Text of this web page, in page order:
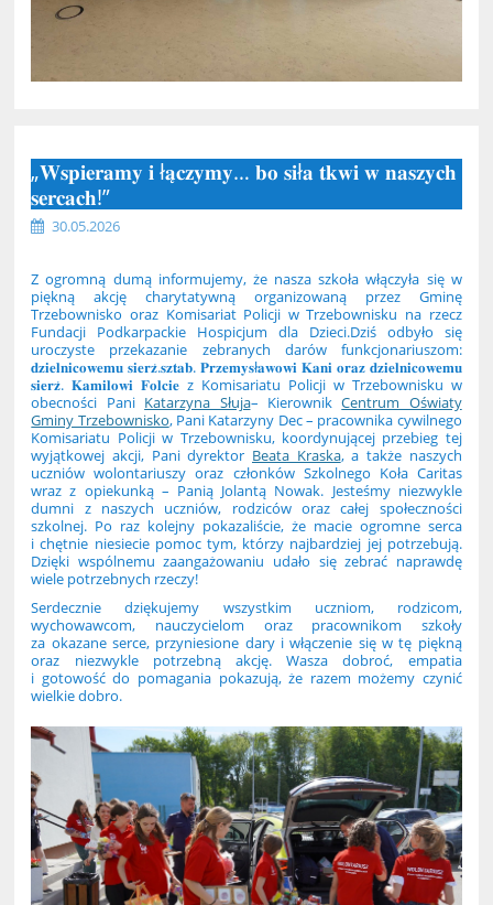
„𝐖𝐬𝐩𝐢𝐞𝐫𝐚𝐦𝐲 𝐢 ł𝐚̨𝐜𝐳𝐲𝐦𝐲… 𝐛𝐨 𝐬𝐢ł𝐚 𝐭𝐤𝐰𝐢 𝐰 𝐧𝐚𝐬𝐳𝐲𝐜𝐡
𝐬𝐞𝐫𝐜𝐚𝐜𝐡!”
30.05.2026
Z ogromną dumą informujemy, że nasza szkoła włączyła się w
piękną akcję charytatywną organizowaną przez Gminę
Trzebownisko oraz Komisariat Policji w Trzebownisku na rzecz
Fundacji Podkarpackie Hospicjum dla Dzieci.Dziś odbyło się
uroczyste przekazanie zebranych darów funkcjonariuszom:
𝐝𝐳𝐢𝐞𝐥𝐧𝐢𝐜𝐨𝐰𝐞𝐦𝐮 𝐬𝐢𝐞𝐫𝐳̇.𝐬𝐳𝐭𝐚𝐛. 𝐏𝐫𝐳𝐞𝐦𝐲𝐬ł𝐚𝐰𝐨𝐰𝐢 𝐊𝐚𝐧𝐢 𝐨𝐫𝐚𝐳 𝐝𝐳𝐢𝐞𝐥𝐧𝐢𝐜𝐨𝐰𝐞𝐦𝐮
𝐬𝐢𝐞𝐫𝐳̇. 𝐊𝐚𝐦𝐢𝐥𝐨𝐰𝐢 𝐅𝐨𝐥𝐜𝐢𝐞 z Komisariatu Policji w Trzebownisku w
obecności Pani Katarzyna Słuja– KierownikCentrum Oświaty
Gminy Trzebownisko, Pani Katarzyny Dec – pracownika cywilnego
Komisariatu Policji w Trzebownisku, koordynującej przebieg tej
wyjątkowej akcji, Pani dyrektor Beata Kraska, a także naszych
uczniów wolontariuszy oraz członków Szkolnego Koła Caritas
wraz z opiekunką – Panią Jolantą Nowak. Jesteśmy niezwykle
dumni z naszych uczniów, rodziców oraz całej społeczności
szkolnej. Po raz kolejny pokazaliście, że macie ogromne serca
i chętnie niesiecie pomoc tym, którzy najbardziej jej potrzebują.
Dzięki wspólnemu zaangażowaniu udało się zebrać naprawdę
wiele potrzebnych rzeczy!
Serdecznie dziękujemy wszystkim uczniom, rodzicom,
wychowawcom, nauczycielom oraz pracownikom szkoły
za okazane serce, przyniesione dary i włączenie się w tę piękną
oraz niezwykle potrzebną akcję. Wasza dobroć, empatia
i gotowość do pomagania pokazują, że razem możemy czynić
wielkie dobro.